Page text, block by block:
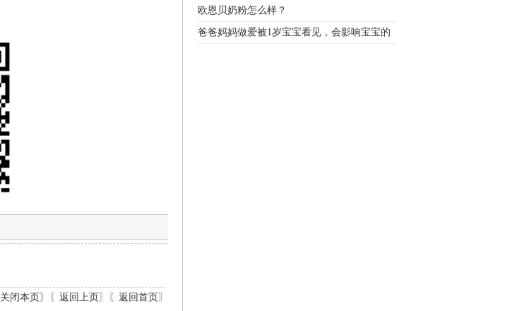
关闭本页〗〖 返回上页〗〖 返回首页〗
欧恩贝奶粉怎么样？
爸爸妈妈做爱被1岁宝宝看见，会影响宝宝的